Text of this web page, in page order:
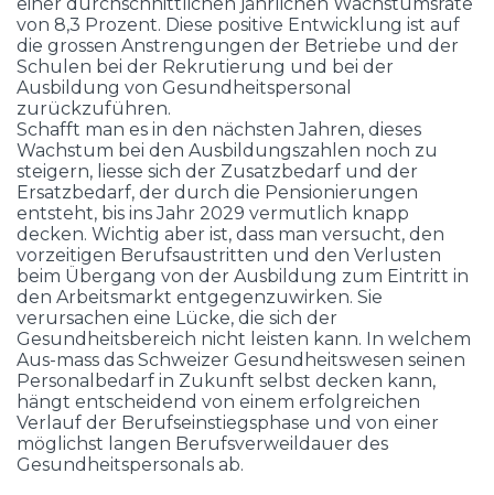
von 8,3 Prozent. Diese positive Entwicklung ist auf
die grossen Anstrengungen der Betriebe und der
Schulen bei der Rekrutierung und bei der
Ausbildung von Gesundheitspersonal
zurückzuführen.
Schafft man es in den nächsten Jahren, dieses
Wachstum bei den Ausbildungszahlen noch zu
steigern, liesse sich der Zusatzbedarf und der
Ersatzbedarf, der durch die Pensionierungen
entsteht, bis ins Jahr 2029 vermutlich knapp
decken. Wichtig aber ist, dass man versucht, den
vorzeitigen Berufsaustritten und den Verlusten
beim Übergang von der Ausbildung zum Eintritt in
den Arbeitsmarkt entgegenzuwirken. Sie
verursachen eine Lücke, die sich der
Gesundheitsbereich nicht leisten kann. In welchem
Aus-mass das Schweizer Gesundheitswesen seinen
Personalbedarf in Zukunft selbst decken kann,
hängt entscheidend von einem erfolgreichen
Verlauf der Berufseinstiegsphase und von einer
möglichst langen Berufsverweildauer des
Gesundheitspersonals ab.